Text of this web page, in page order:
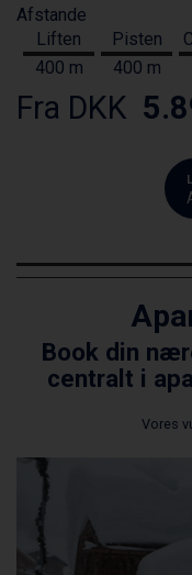
Afstande
Liften
400 m
Pisten
400 m
Fra DKK
Book din
centralt i
Vores